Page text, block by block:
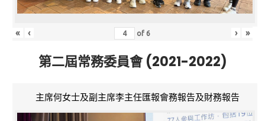
« ‹ of 6 › »
第二屆常務委員會 (2021-2022)
主席何女士及副主席李主任匯報會務報告及財務報告